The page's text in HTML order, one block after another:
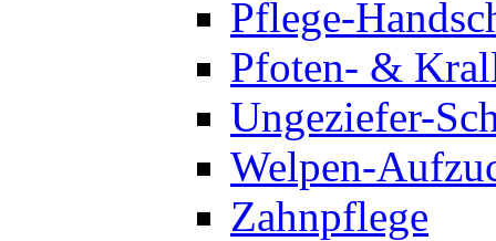
Pflege-
Pfoten- &
Ungeziefer-
Welpen-
Zahnpflege